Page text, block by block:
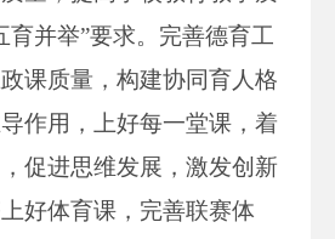
育并举”要求。完善德育工
课质量，构建协同育人格
作用，上好每一堂课，着
促进思维发展，激发创新
好体育课，完善联赛体